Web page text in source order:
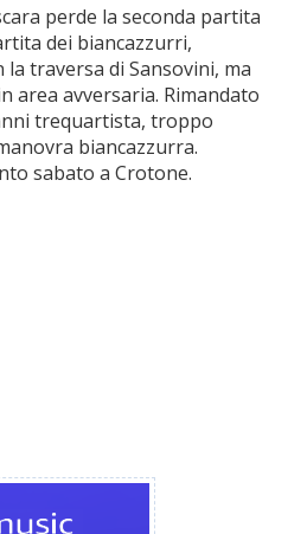
perde la seconda partita
dei biancazzurri,
traversa di Sansovini, ma
area avversaria. Rimandato
trequartista, troppo
biancazzurra.
sabato a Crotone.